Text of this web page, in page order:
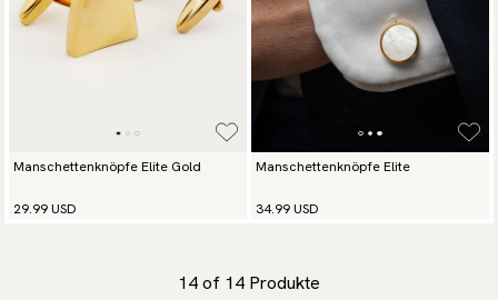
Manschettenknöpfe Elite Gold
29.99 USD
Manschettenknöpfe Elite
34.99 USD
14of 14 Produkte